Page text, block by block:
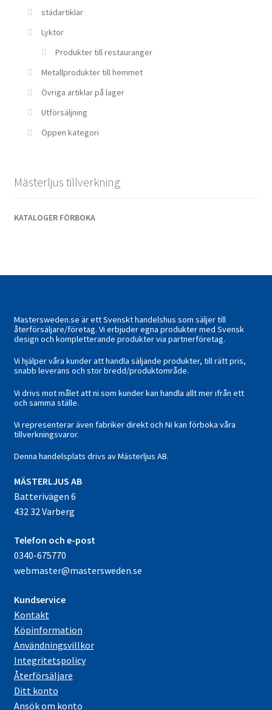
städartiklar
Lyktor
Produkter till restauranger
Metallprodukter till hemmet
Övriga artiklar på lager
Utförsäljning
Öppen kategori
Mästerljus tillverkning
KATALOGER FÖRBOKA
Mastersweden.se är ett Svenskt handelshus som säljer till
återförsäljare/företag. Vi erbjuder egna produkter med Svensk
design och kompletterande produkter via partnerföretag.
Vi hjälper våra kunder att handla säljande produkter, till rätt pris,
snabb leverans och stor bredd/produktområde.
Vi drivs mot målet att ni som kunder kan handla allt mer ifrån ett
och samma ställe.
Vi representerar även fabriker direkt och Ni kan förboka våra
tillverkningsvaror.
Denna handelsplats drivs av Mästerljus AB.
MÄSTERLJUS AB
Batterivägen 6
432 32 Varberg
Telefon och e-post
0340-675770
webmaster@mastersweden.se
Kundservice
Kontakt
Köpinformation
Användningsvillkor
Integritetspolicy
Återförsäljare
Ditt konto
Ansök om konto